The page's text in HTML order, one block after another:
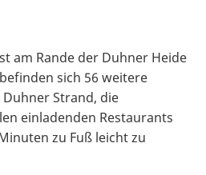
am Rande der Duhner Heide
sich 56 weitere
Strand, die
einladenden Restaurants
zu Fuß leicht zu